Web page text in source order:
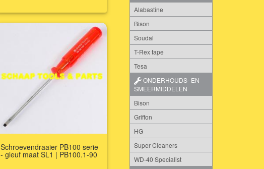
Schroevendraaier PB100 serie
- gleuf maat SL1 | PB100.1-90
Alabastine
Bison
Soudal
T-Rex tape
Tesa
ONDERHOUDS- EN
SMEERMIDDELEN
Bison
Griffon
HG
Super Cleaners
WD-40 Specialist